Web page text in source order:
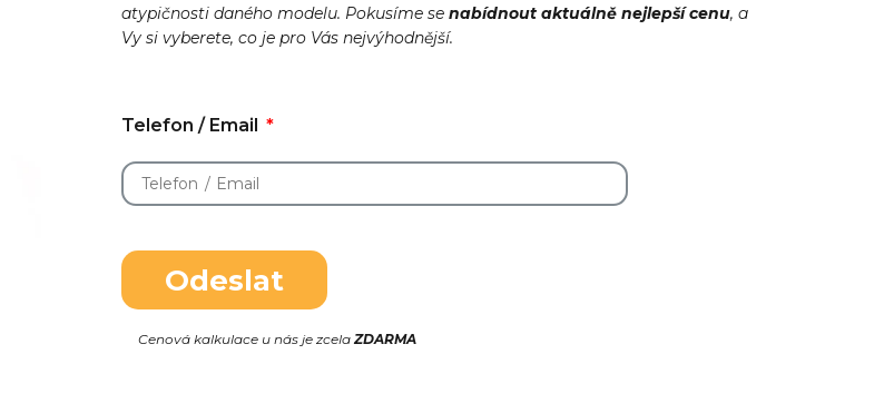
atypičnosti daného modelu. Pokusíme senabídnout aktuálně nejlepší cenu, a
Vy si vyberete, co je pro Vás nejvýhodnější.
Telefon / Email
Odeslat
Cenová kalkulace u nás je zcelaZDARMA